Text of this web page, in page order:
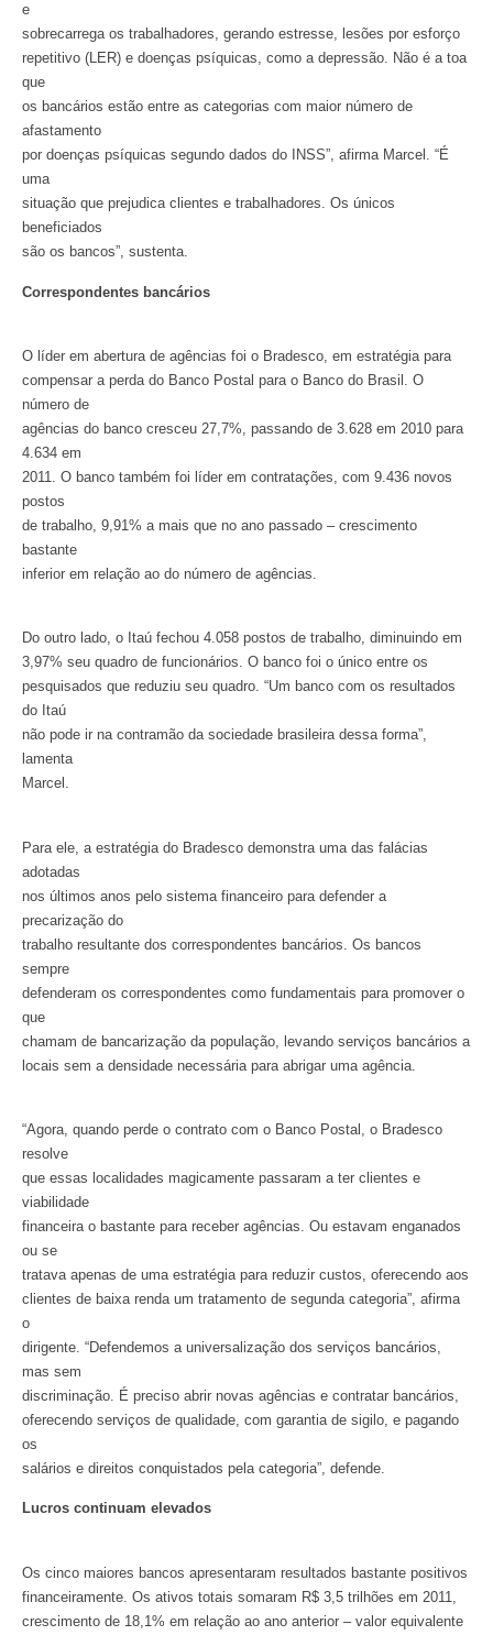
e
sobrecarrega os trabalhadores, gerando estresse, lesões por esforço
repetitivo (LER) e doenças psíquicas, como a depressão. Não é a toa
que
os bancários estão entre as categorias com maior número de
afastamento
por doenças psíquicas segundo dados do INSS”, afirma Marcel. “É
uma
situação que prejudica clientes e trabalhadores. Os únicos
beneficiados
são os bancos”, sustenta.
Correspondentes bancários
O líder em abertura de agências foi o Bradesco, em estratégia para
compensar a perda do Banco Postal para o Banco do Brasil. O
número de
agências do banco cresceu 27,7%, passando de 3.628 em 2010 para
4.634 em
2011. O banco também foi líder em contratações, com 9.436 novos
postos
de trabalho, 9,91% a mais que no ano passado – crescimento
bastante
inferior em relação ao do número de agências.
Do outro lado, o Itaú fechou 4.058 postos de trabalho, diminuindo em
3,97% seu quadro de funcionários. O banco foi o único entre os
pesquisados que reduziu seu quadro. “Um banco com os resultados
do Itaú
não pode ir na contramão da sociedade brasileira dessa forma”,
lamenta
Marcel.
Para ele, a estratégia do Bradesco demonstra uma das falácias
adotadas
nos últimos anos pelo sistema financeiro para defender a
precarização do
trabalho resultante dos correspondentes bancários. Os bancos
sempre
defenderam os correspondentes como fundamentais para promover o
que
chamam de bancarização da população, levando serviços bancários a
locais sem a densidade necessária para abrigar uma agência.
“Agora, quando perde o contrato com o Banco Postal, o Bradesco
resolve
que essas localidades magicamente passaram a ter clientes e
viabilidade
financeira o bastante para receber agências. Ou estavam enganados
ou se
tratava apenas de uma estratégia para reduzir custos, oferecendo aos
clientes de baixa renda um tratamento de segunda categoria”, afirma
o
dirigente. “Defendemos a universalização dos serviços bancários,
mas sem
discriminação. É preciso abrir novas agências e contratar bancários,
oferecendo serviços de qualidade, com garantia de sigilo, e pagando
os
salários e direitos conquistados pela categoria”, defende.
Lucros continuam elevados
Os cinco maiores bancos apresentaram resultados bastante positivos
financeiramente. Os ativos totais somaram R$ 3,5 trilhões em 2011,
crescimento de 18,1% em relação ao ano anterior – valor equivalente